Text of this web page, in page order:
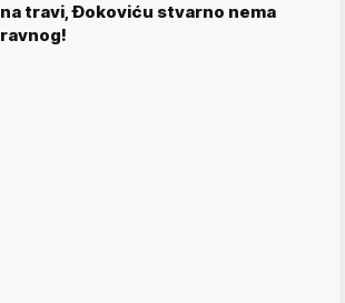
na travi, Đokoviću stvarno nema
ravnog!